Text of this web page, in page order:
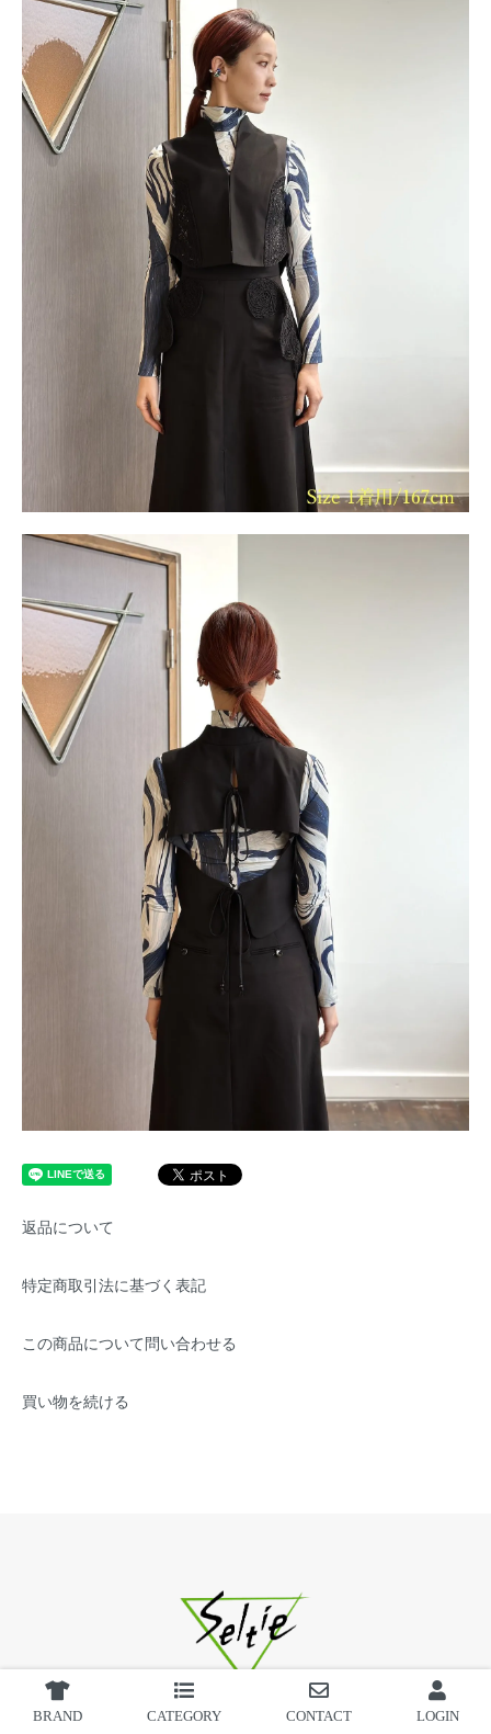
BRAND CATEGORY CONTACT LOGIN
返品について
特定商取引法に基づく表記
この商品について問い合わせる
買い物を続ける
seltie.com